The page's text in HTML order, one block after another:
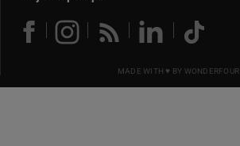
MADE WITH ♥ BY WONDERFOUR